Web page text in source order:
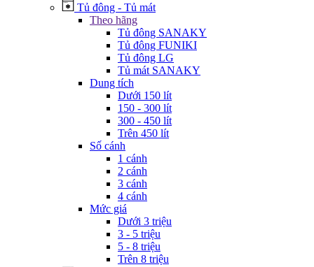
Tủ đông - Tủ mát
Theo hãng
Tủ đông SANAKY
Tủ đông FUNIKI
Tủ đông LG
Tủ mát SANAKY
Dung tích
Dưới 150 lít
150 - 300 lít
300 - 450 lít
Trên 450 lít
Số cánh
1 cánh
2 cánh
3 cánh
4 cánh
Mức giá
Dưới 3 triệu
3 - 5 triệu
5 - 8 triệu
Trên 8 triệu